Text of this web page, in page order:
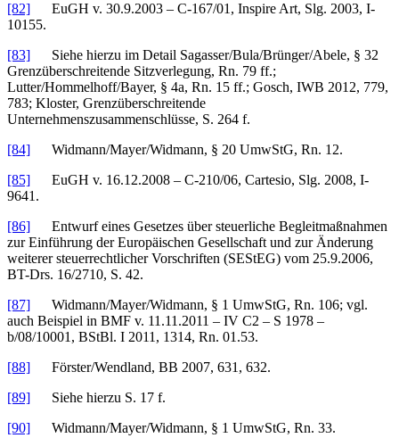
[82] EuGH v. 30.9.2003 – C-167/01, Inspire Art, Slg. 2003, I-
10155.
[83] Siehe hierzu im Detail Sagasser/Bula/Brünger/Abele, § 32
Grenzüberschreitende Sitzverlegung, Rn. 79 ff.;
Lutter/Hommelhoff/Bayer, § 4a, Rn. 15 ff.; Gosch, IWB 2012, 779,
783; Kloster, Grenzüberschreitende
Unternehmenszusammenschlüsse, S. 264 f.
[84] Widmann/Mayer/Widmann, § 20 UmwStG, Rn. 12.
[85] EuGH v. 16.12.2008 – C-210/06, Cartesio, Slg. 2008, I-
9641.
[86] Entwurf eines Gesetzes über steuerliche Begleitmaßnahmen
zur Einführung der Europäischen Gesellschaft und zur Änderung
weiterer steuerrechtlicher Vorschriften (SEStEG) vom 25.9.2006,
BT-Drs. 16/2710, S. 42.
[87] Widmann/Mayer/Widmann, § 1 UmwStG, Rn. 106; vgl.
auch Beispiel in BMF v. 11.11.2011 – IV C2 – S 1978 –
b/08/10001, BStBl. I 2011, 1314, Rn. 01.53.
[88] Förster/Wendland, BB 2007, 631, 632.
[89] Siehe hierzu S. 17 f.
[90] Widmann/Mayer/Widmann, § 1 UmwStG, Rn. 33.